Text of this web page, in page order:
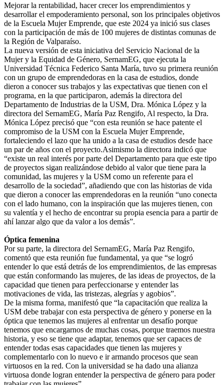
Mejorar la rentabilidad, hacer crecer los emprendimientos y
desarrollar el empoderamiento personal, son los principales objetivos
de la Escuela Mujer Emprende, que este 2024 ya inició sus clases
con la participación de más de 100 mujeres de distintas comunas de
la Región de Valparaíso.
La nueva versión de esta iniciativa del Servicio Nacional de la
Mujer y la Equidad de Género, SernamEG, que ejecuta la
Universidad Técnica Federico Santa María, tuvo su primera reunión
con un grupo de emprendedoras en la casa de estudios, donde
dieron a conocer sus trabajos y las expectativas que tienen con el
programa, en la que participaron, además la directora del
Departamento de Industrias de la USM, Dra. Mónica López y la
directora del SernamEG, María Paz Rengifo, Al respecto, la Dra.
Mónica López precisó que “con esta reunión se hace patente el
compromiso de la USM con la Escuela Mujer Emprende,
fortaleciendo el lazo que ha unido a la casa de estudios desde hace
un par de años con el proyecto.Asimismo la directora indicó que
“existe un real interés por parte del Departamento para que este tipo
de proyectos sigan realizándose debido al valor que tiene para la
comunidad, las mujeres y la USM como un referente para el
desarrollo de la sociedad”, añadiendo que con las historias de vida
que dieron a conocer las emprendedoras en la reunión “uno conecta
con el lado humano, con la inspiración que las mujeres tienen, con
su valentía y el hecho de encontrar su propia esencia para a partir de
ahí lanzar algo que da valor a los demás”.
Óptica femenina
Por su parte, la directora del SernamEG, María Paz Rengifo,
comentó que esta reunión fue fundamental, ya que “se logró
entender lo que está detrás de los emprendimientos, de las empresas
que están conformando las mujeres, de las ideas de proyectos, de la
capacidad que tienen para perfeccionarse y entender las
motivaciones de vida, las tristezas, alegrías y agobios”.
De la misma forma, manifestó que “la capacitación que realiza la
USM debe trabajar con esta perspectiva de género y ponerse en la
óptica que tenemos las mujeres al enfrentar un desafío porque
tenemos que encargarnos de muchas cosas, porque traemos nuestra
historia, y eso se tiene que adaptar, tenemos que ser capaces de
entender todas esas capacidades que tienen las mujeres y
complementarlo con lo nuevo e ir armando procesos que sean
virtuosos en la red. Con la universidad se ha dado una alianza
virtuosa donde logran entender la perspectiva de género para poder